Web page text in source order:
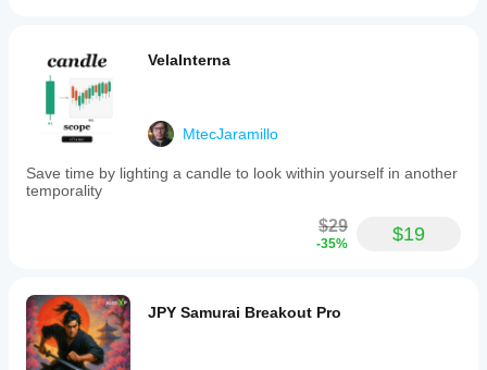
VelaInterna
MtecJaramillo
Save time by lighting a candle to look within yourself in another
temporality
$29
-35% $19
JPY Samurai Breakout Pro